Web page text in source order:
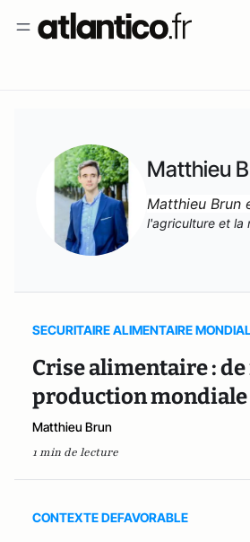
Matthieu
Matthieu Brun
l'agriculture et la
SECURITAIRE ALIMENTAIRE
Crise alimentaire :
production mondiale
Matthieu Brun
1 min de lecture
CONTEXTE DEFAVORABLE